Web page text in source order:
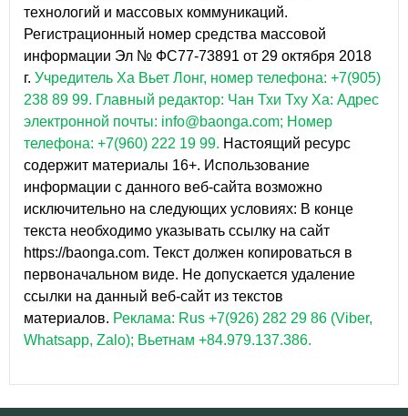
технологий и массовых коммуникаций.
Регистрационный номер средства массовой
информации Эл № ФС77-73891 от 29 октября 2018
г. Учредитель Ха Вьет Лонг, номер телефона: +7(905)
238 89 99. Главный редактор: Чан Тхи Тху Ха: Адрес
электронной почты: info@baonga.com; Номер
телефона: +7(960) 222 19 99. Настоящий ресурс
содержит материалы 16+. Использование
информации с данного веб-сайта возможно
исключительно на следующих условиях: В конце
текста необходимо указывать ссылку на сайт
https://baonga.com. Текст должен копироваться в
первоначальном виде. Не допускается удаление
ссылки на данный веб-сайт из текстов
материалов. Реклама: Rus +7(926) 282 29 86 (Viber,
Whatsapp, Zalo); Вьетнам +84.979.137.386.